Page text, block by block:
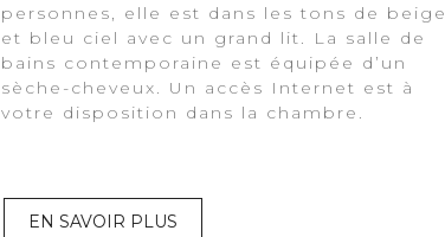
personnes, elle est dans les tons de beige
et bleu ciel avec un grand lit. La salle de
bains contemporaine est équipée d’un
sèche-cheveux. Un accès Internet est à
votre disposition dans la chambre.
EN SAVOIR PLUS